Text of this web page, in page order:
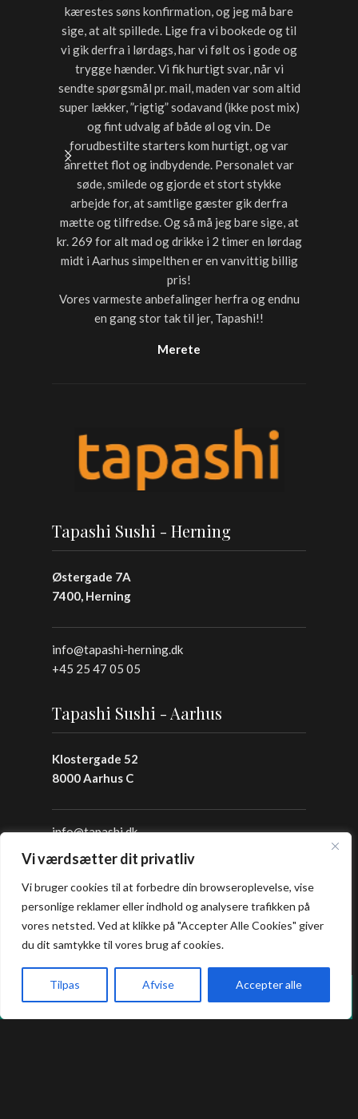
Vi værdsætter dit privatliv
Vi bruger cookies til at forbedre din browseroplevelse, vise
personlige reklamer eller indhold og analysere trafikken på
vores netsted. Ved at klikke på "Accepter Alle Cookies" giver
du dit samtykke til vores brug af cookies.
Tilpas Afvise Accepter alle
Vi holder lukket hver mandag i sommerferien.
kærestes søns konfirmation, og jeg må bare
sige, at alt spillede. Lige fra vi bookede og til
vi gik derfra i lørdags, har vi følt os i gode og
trygge hænder. Vi fik hurtigt svar, når vi
sendte spørgsmål pr. mail, maden var som altid
super lækker, ”rigtig” sodavand (ikke post mix)
og fint udvalg af både øl og vin. De
forudbestilte starters kom hurtigt, og var
anrettet flot og indbydende. Personalet var
søde, smilede og gjorde et stort stykke
arbejde for, at samtlige gæster gik derfra
mætte og tilfredse. Og så må jeg bare sige, at
kr. 269 for alt mad og drikke i 2 timer en lørdag
midt i Aarhus simpelthen er en vanvittig billig
pris!
Vores varmeste anbefalinger herfra og endnu
en gang stor tak til jer, Tapashi!!
Merete
Tapashi Sushi - Herning
Østergade 7A
7400, Herning
info@tapashi-herning.dk
+45 25 47 05 05
Tapashi Sushi - Aarhus
Klostergade 52
8000 Aarhus C
info@tapashi.dk
+45 86 82 82 82
Åbningstider
Aften: 17:00 - 22:00
Køkkenet lukker en halv time før lukketid.